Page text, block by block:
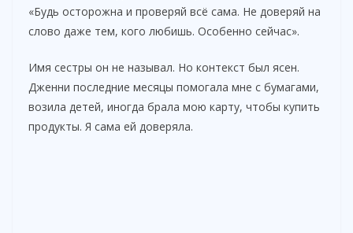
«Будь осторожна и проверяй всё сама. Не доверяй на
слово даже тем, кого любишь. Особенно сейчас».
Имя сестры он не называл. Но контекст был ясен.
Дженни последние месяцы помогала мне с бумагами,
возила детей, иногда брала мою карту, чтобы купить
продукты. Я сама ей доверяла.